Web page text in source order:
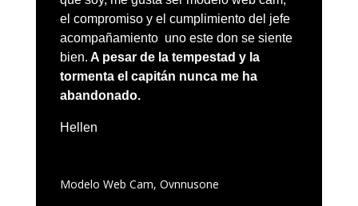
el compromiso y el cumplimiento del jefe
acompañamiento uno este don se siente
bien. A pesar de la tempestad y la
tormenta el capitán nunca me ha
abandonado.
Hellen
Modelo Web Cam, Ovnnusone